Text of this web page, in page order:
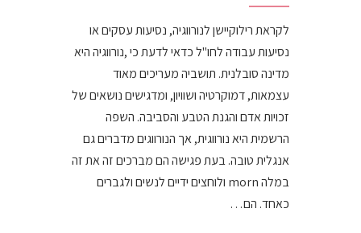
לקראת רילוקיישן לנורווגיה, נסיעות עסקים או
נסיעות עבודה לחו"ל כדאי לדעת כי ,נורווגיה היא
מדינה סובלנית. תושביה מעריכים מאוד
עצמאות, דמוקרטיה ושוויון, ומדגישים נושאים של
זכויות אדם והגנת הטבע והסביבה. השפה
הרשמית היא נורווגית, אך הנורווגים מדברים גם
אנגלית טובה. בעת פגישה הם מברכים זה את זה
במלה morn ולוחצים ידיים לנשים ולגברים
כאחד. הם…